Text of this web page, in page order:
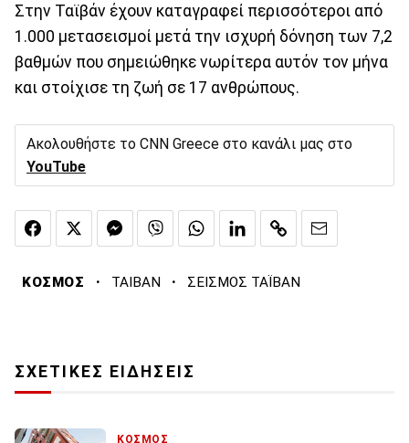
Στην Ταϊβάν έχουν καταγραφεί περισσότεροι από
1.000 μετασεισμοί μετά την ισχυρή δόνηση των 7,2
βαθμών που σημειώθηκε νωρίτερα αυτόν τον μήνα
και στοίχισε τη ζωή σε 17 ανθρώπους.
Ακολουθήστε το CNN Greece στο κανάλι μας στο
YouTube
ΚΟΣΜΟΣ · ΤΑΙΒΑΝ · ΣΕΙΣΜΟΣ ΤΑΪΒΑΝ
ΣΧΕΤΙΚΕΣ ΕΙΔΗΣΕΙΣ
ΚΟΣΜΟΣ